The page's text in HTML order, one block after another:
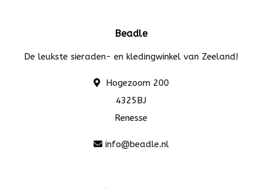
Beadle
De leukste sieraden- en kledingwinkel van Zeeland!
Hogezoom 200
4325BJ
Renesse
info@beadle.nl